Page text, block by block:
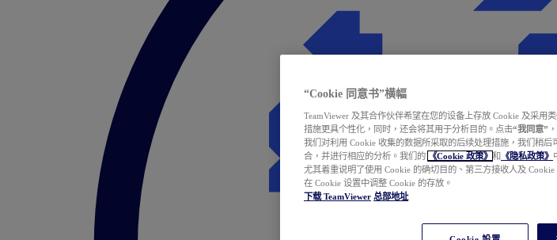
“Cookie 同意书”横幅
TeamViewer 及其合作伙伴希望在您的设备上存放 Cookie 及采用
措施更具个性化，同时，还会将其用于分析目的。点击“我同意”
我们对利用 Cookie 收集的数据所采取的后续处理措施，我们稍
合，并进行相应的分析。我们的
《Cookie 政策》 和 《隐私政策》
尤其着重说明了使用 Cookie 的确切目的、第三方接收人及
在 Cookie 设置中调整 Cookie 的存放。
下载 TeamViewer 总部地址